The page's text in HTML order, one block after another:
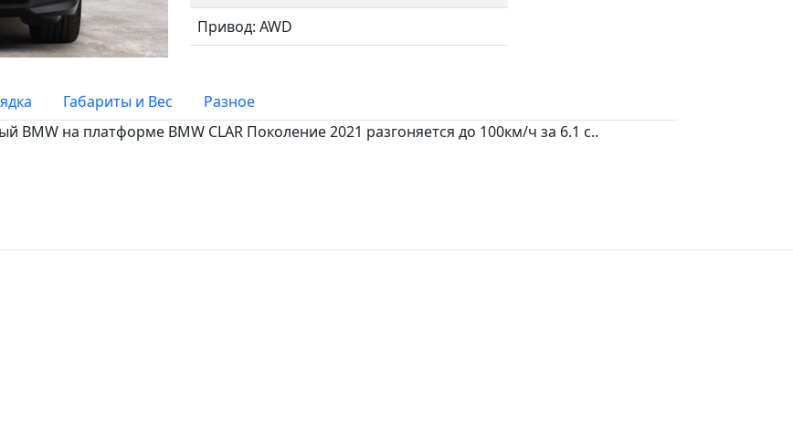
Привод: AWD
Габариты и Вес
Разное
BMW на платформе BMW CLAR Поколение 2021 разгоняется до 100км/ч за 6.1 c..